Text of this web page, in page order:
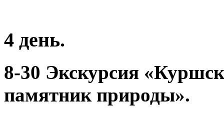
4 день.
8-30 Экскурсия
памятник природы».